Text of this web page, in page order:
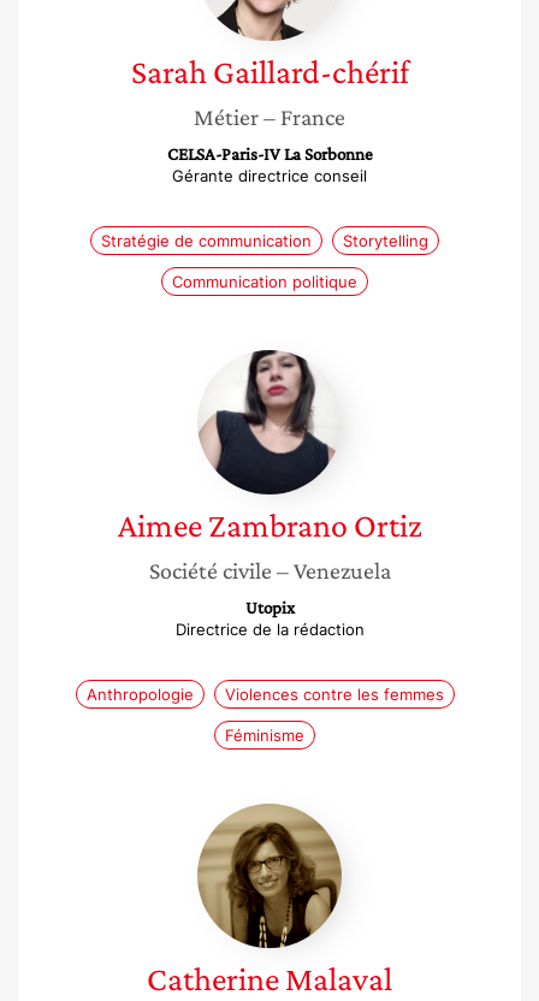
Sarah Gaillard-chérif
Métier– France
CELSA-Paris-IV La Sorbonne
Gérante directrice conseil
Stratégie de communication Storytelling
Communication politique
Aimee
Zambrano
Ortiz
Aimee Zambrano Ortiz
Société civile – Venezuela
Utopix
Directrice de la rédaction
Anthropologie Violences contre les femmes
Féminisme
Catherine
Malaval
CatherineMalaval